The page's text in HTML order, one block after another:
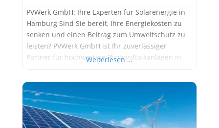
PVWerk GmbH: Ihre Experten für Solarenergie in
Hamburg Sind Sie bereit, Ihre Energiekosten zu
senken und einen Beitrag zum Umweltschutz zu
leisten? PVWerk GmbH ist Ihr zuverlässiger
Partner für hochwertige Photovoltaikanlagen in
Ihre Bedürfnisse zugeschnitten sind. Unsere
Leistungen im Überblick: Planung und Installation:
Wir begleiten Sie von der ersten
Weiterlesen …